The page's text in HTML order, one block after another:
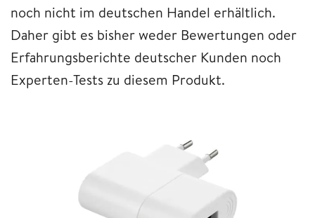
noch nicht im deutschen Handel erhältlich.
Daher gibt es bisher weder Bewertungen oder
Erfahrungsberichte deutscher Kunden noch
Experten-Tests zu diesem Produkt.